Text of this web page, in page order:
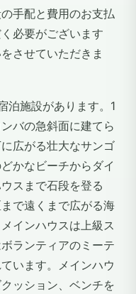
手配と費用のお支払
必要がございます
させていただきま
泊施設があります。1
バの急斜面に建てら
広がる壮大なサンゴ
かなビーチからダイ
スまで石段を登る
で遠くまで広がる海
インハウスは上級ス
ランティアのミーテ
います。メインハウ
ッション、ベンチを